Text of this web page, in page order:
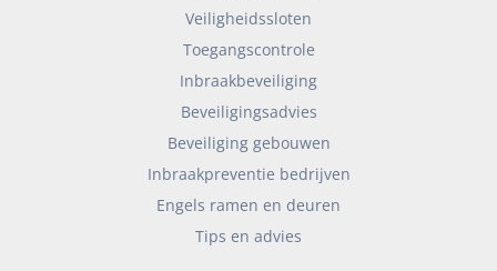
Veiligheidssloten
Toegangscontrole
Inbraakbeveiliging
Beveiligingsadvies
Beveiliging gebouwen
Inbraakpreventie bedrijven
Engels ramen en deuren
Tips en advies